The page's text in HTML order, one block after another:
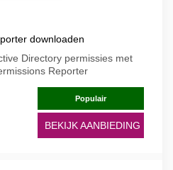
downloaden
Directory permissies met
Reporter
Populair
BEKIJK AANBIEDING